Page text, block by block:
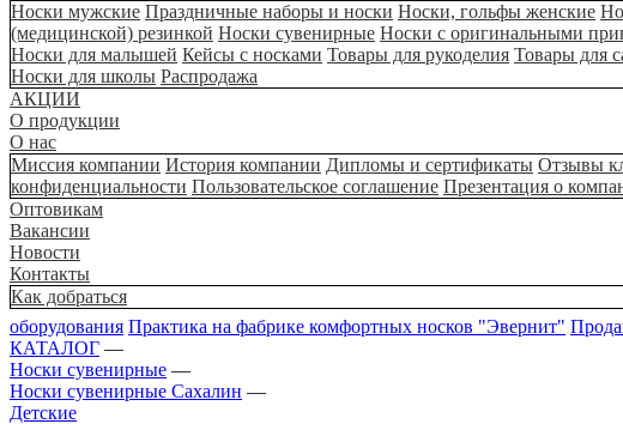
Носки мужские Праздничные наборы и носки Носки, гольфы женские
(медицинской) резинкой Носки сувенирные Носки с оригинальными
Носки для малышей Кейсы с носками Товары для рукоделия Товары для
Носки для школы Распродажа
АКЦИИ
О продукции
О нас
Миссия компании История компании Дипломы и сертификаты Отзывы
конфиденциальности Пользовательское соглашение Презентация о
Оптовикам
Вакансии
Новости
Контакты
Как добраться
оборудования Практика на фабрике комфортных носков "Эвернит"
КАТАЛОГ —
Носки сувенирные —
Носки сувенирные Сахалин —
Детские